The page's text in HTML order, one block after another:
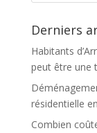
Derniers
Habitants
peut être une
résidentielle
Combien